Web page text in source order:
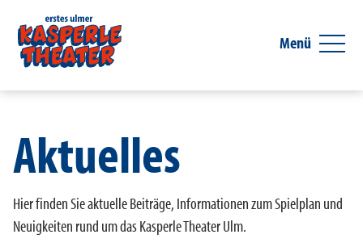
Menü
Aktuelles
Hier finden Sie aktuelle Beiträge, Informationen zum Spielplan und
Neuigkeiten rund um das Kasperle Theater Ulm.